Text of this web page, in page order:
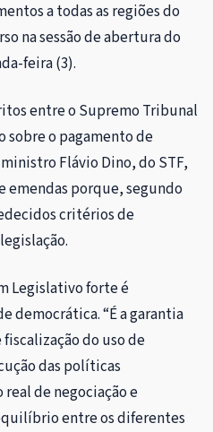
a todas as regiões do
na sessão de abertura do
feira (3).
entre o Supremo Tribunal
sobre o pagamento de
Flávio Dino, do STF,
emendas porque, segundo
critérios de
Legislativo forte é
democrática. “É a garantia
do uso de
das políticas
real de negociação e
entre os diferentes